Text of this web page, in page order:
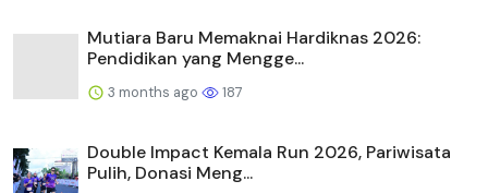
Mutiara Baru Memaknai Hardiknas 2026:
Pendidikan yang Mengge...
3 months ago 187
Double Impact Kemala Run 2026, Pariwisata
Pulih, Donasi Meng...